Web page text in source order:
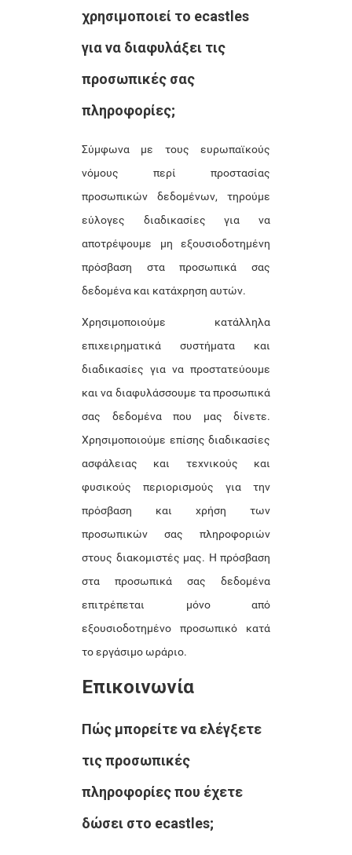
χρησιμοποιεί το ecastles
για να διαφυλάξει τις
προσωπικές σας
πληροφορίες;
Σύμφωνα με τους ευρωπαϊκούς
νόμους περί προστασίας
προσωπικών δεδομένων, τηρούμε
εύλογες διαδικασίες για να
αποτρέψουμε μη εξουσιοδοτημένη
πρόσβαση στα προσωπικά σας
δεδομένα και κατάχρηση αυτών.
Χρησιμοποιούμε κατάλληλα
επιχειρηματικά συστήματα και
διαδικασίες για να προστατεύουμε
και να διαφυλάσσουμε τα προσωπικά
σας δεδομένα που μας δίνετε.
Χρησιμοποιούμε επίσης διαδικασίες
ασφάλειας και τεχνικούς και
φυσικούς περιορισμούς για την
πρόσβαση και χρήση των
προσωπικών σας πληροφοριών
στους διακομιστές μας. Η πρόσβαση
στα προσωπικά σας δεδομένα
επιτρέπεται μόνο από
εξουσιοδοτημένο προσωπικό κατά
το εργάσιμο ωράριο.
Επικοινωνία
Πώς μπορείτε να ελέγξετε
τις προσωπικές
πληροφορίες που έχετε
δώσει στο ecastles;